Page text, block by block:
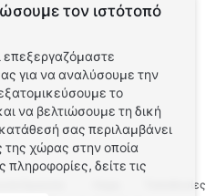
Τοποθεσίες
τον ιστότοπό
επεξεργαζόμαστε
για να αναλύσουμε την
το
να βελτιώσουμε τη δική
σας περιλαμβάνει
της χώρας στην οποία
πληροφορίες, δείτε τις